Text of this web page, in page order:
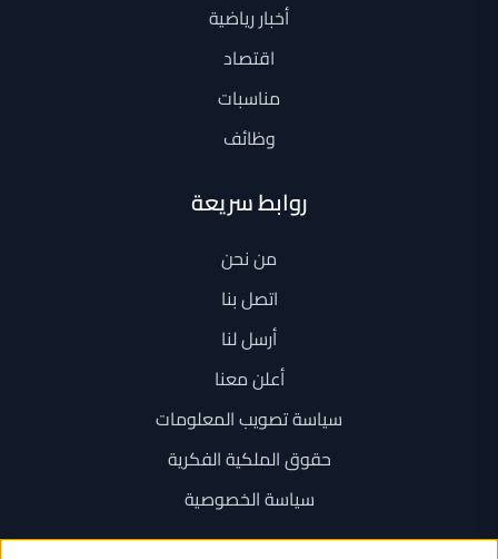
أخبار رياضية
اقتصاد
مناسبات
وظائف
روابط سريعة
من نحن
اتصل بنا
أرسل لنا
أعلن معنا
سياسة تصويب المعلومات
حقوق الملكية الفكرية
سياسة الخصوصية